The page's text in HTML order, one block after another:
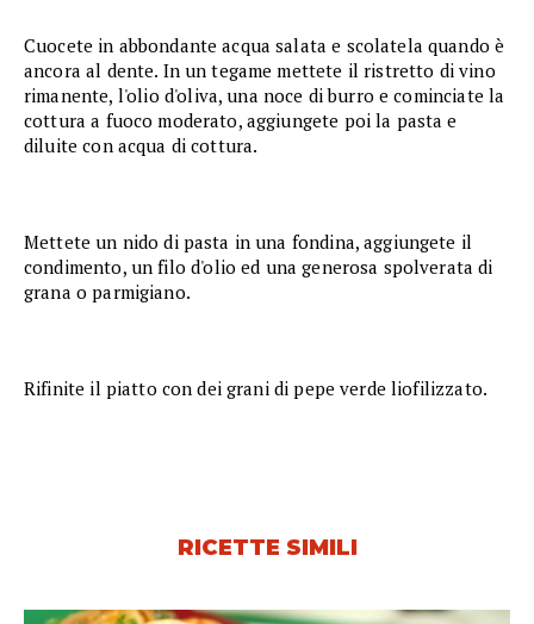
Cuocete in abbondante acqua salata e scolatela quando è
ancora al dente. In un tegame mettete il ristretto di vino
rimanente, l'olio d'oliva, una noce di burro e cominciate la
cottura a fuoco moderato, aggiungete poi la pasta e
diluite con acqua di cottura.
Mettete un nido di pasta in una fondina, aggiungete il
condimento, un filo d'olio ed una generosa spolverata di
grana o parmigiano.
Rifinite il piatto con dei grani di pepe verde liofilizzato.
RICETTE SIMILI